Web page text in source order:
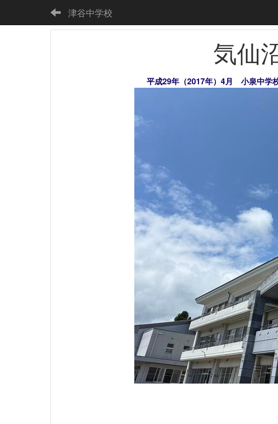
津谷中学校
気仙
平成29年（2017年）4月 小泉中学